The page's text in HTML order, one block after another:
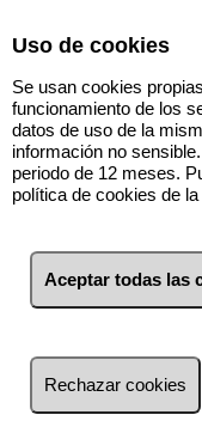
Volver
Uso de cookies
Se usan cookies
funcionamiento de los
datos de uso de la
información no
periodo de 12 meses.
política de cookies de
Aceptar todas las
Rechazar cookies